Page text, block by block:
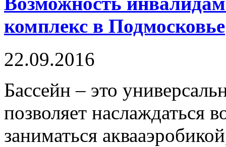
комплекс в Подмосковье
22.09.2016
Бассейн – это
позволяет наслаждаться
заниматься